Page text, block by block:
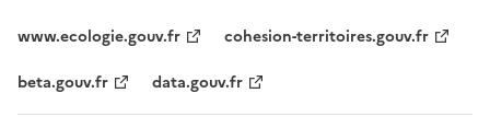
www.ecologie.gouv.fr
cohesion-territoires.gouv.fr
beta.gouv.fr
data.gouv.fr